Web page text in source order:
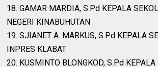
18. GAMAR MARDIA, S.Pd KEPALA
NEGERI KINABUHUTAN
19. SJIANET A. MARKUS, S.Pd KEPALA
INPRES KLABAT
20. KUSMINTO BLONGKOD, S.Pd